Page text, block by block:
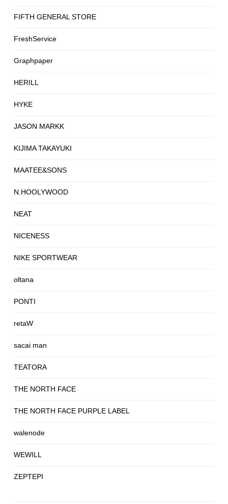
FIFTH GENERAL STORE
FreshService
Graphpaper
HERILL
HYKE
JASON MARKK
KIJIMA TAKAYUKI
MAATEE&SONS
N.HOOLYWOOD
NEAT
NICENESS
NIKE SPORTWEAR
oltana
PONTI
retaW
sacai man
TEATORA
THE NORTH FACE
THE NORTH FACE PURPLE LABEL
walenode
WEWILL
ZEPTEPI